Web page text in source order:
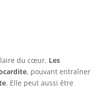
du cœur. Les
, pouvant entraîner
. Elle peut aussi être